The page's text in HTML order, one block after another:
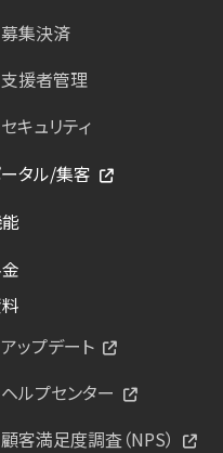
募集決済
支援者管理
セキュリティ
タル/集客
アップデート
ヘルプセンター
顧客満足度調査（NPS）